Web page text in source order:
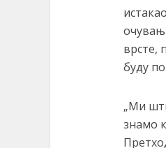
врсте,
буду
„Ми
знамо